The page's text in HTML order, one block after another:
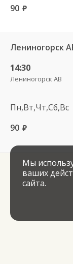
90 руб.
Лениногорск
14:30
Лениногорск АВ
Пн,Вт,Чт,Сб,Вс
90 руб.
Мы
ваших
сайта.